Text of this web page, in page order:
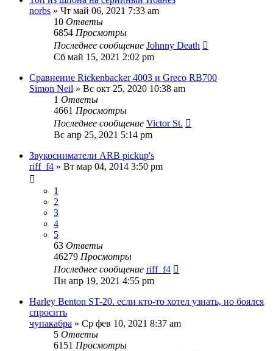
norbs » Чт май 06, 2021 7:33 am
10 Ответы
6854 Просмотры
Последнее сообщение Johnny Death
Сб май 15, 2021 2:02 pm
Сравнение Rickenbacker 4003 и Greco RB700
Simon Neil » Вс окт 25, 2020 10:38 am
1 Ответы
4661 Просмотры
Последнее сообщение Victor St.
Вс апр 25, 2021 5:14 pm
Звукосниматели ARB pickup's
riff_f4 » Вт мар 04, 2014 3:50 pm
1
2
3
4
5
63 Ответы
46279 Просмотры
Последнее сообщение riff_f4
Пн апр 19, 2021 4:55 pm
Harley Benton ST-20. если кто-то хотел узнать, но боялся
спросить
чупакабра » Ср фев 10, 2021 8:37 am
5 Ответы
6151 Просмотры